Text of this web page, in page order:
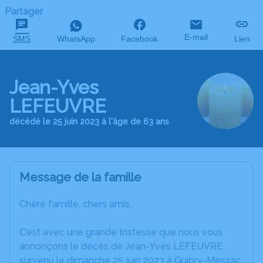
Partager
SMS WhatsApp Facebook E-mail Lien
Jean-Yves
LEFEUVRE
décédé le 25 juin 2023 à l'âge de 63 ans
Message de la famille
Chère famille, chers amis,
C’est avec une grande tristesse que nous vous
annonçons le décès de Jean-Yves LEFEUVRE
survenu le dimanche 25 juin 2023 à Guipry-Messac.